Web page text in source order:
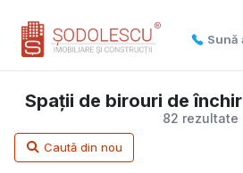
Sună
82 rezultate
Spații de birouri de
Caută din nou